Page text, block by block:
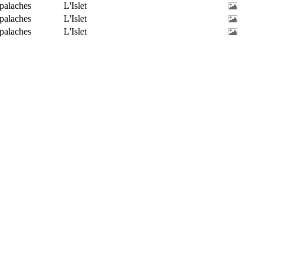
L'Islet
L'Islet
L'Islet